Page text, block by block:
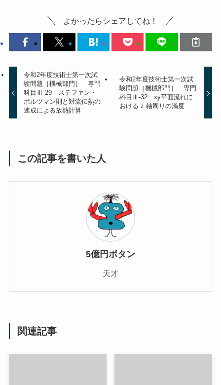
よかったらシェアしてね！
令和2年度技術士第一次試
験問題［機械部門］ 専門
科目Ⅲ-29 ステファン・
ボルツマン則と対流伝熱の
連成による放熱計算
令和2年度技術士第一次試
験問題［機械部門］ 専門
科目Ⅲ-32 xy平面流れに
おける z 軸周りの渦度
この記事を書いた人
5億円ボタン
天才
関連記事